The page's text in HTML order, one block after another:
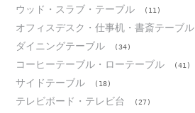
ウッド・スラブ・テーブル (11)
オフィスデスク・仕事机・書斎テーブル
ダイニングテーブル (34)
コーヒーテーブル・ローテーブル (41)
サイドテーブル (18)
テレビボード・テレビ台 (27)